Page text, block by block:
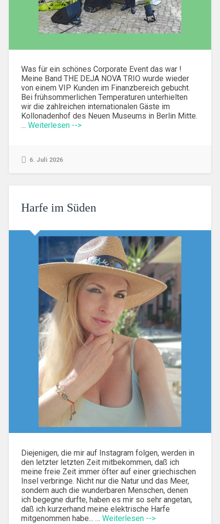
Was für ein schönes Corporate Event das war !
Meine Band THE DEJA NOVA TRIO wurde wieder
von einem VIP Kunden im Finanzbereich gebucht.
Bei frühsommerlichen Temperaturen unterhielten
wir die zahlreichen internationalen Gäste im
Kollonadenhof des Neuen Museums in Berlin Mitte.
… Weiterlesen -->
6. Juli 2026
Harfe im Süden
Diejenigen, die mir auf Instagram folgen, werden in
den letzter letzten Zeit mitbekommen, daß ich
meine freie Zeit immer öfter auf einer griechischen
Insel verbringe. Nicht nur die Natur und das Meer,
sondern auch die wunderbaren Menschen, denen
ich begegne durfte, haben es mir so sehr angetan,
daß ich kurzerhand meine elektrische Harfe
mitgenommen habe... … Weiterlesen -->